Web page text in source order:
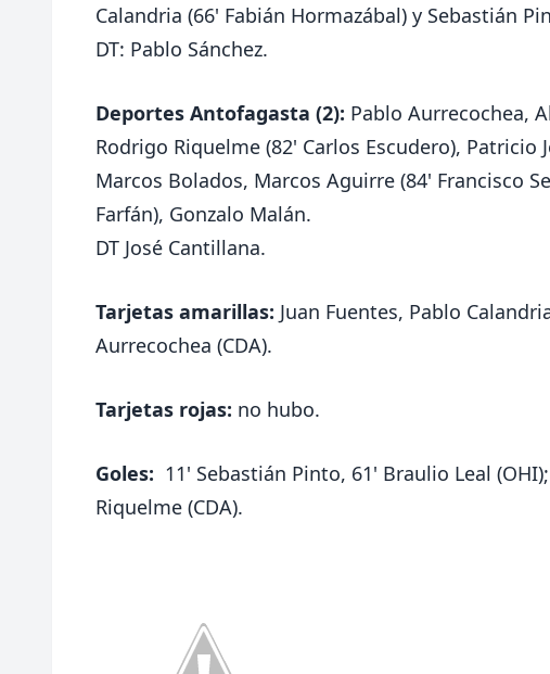
Calandria (66' Fabián Hormazábal) y Sebastián
DT: Pablo Sánchez.
Deportes Antofagasta (2): Pablo Aurrecochea,
Rodrigo Riquelme (82' Carlos Escudero), Patricio
Marcos Bolados, Marcos Aguirre (84' Francisco
Farfán), Gonzalo Malán.
DT José Cantillana.
Tarjetas amarillas: Juan Fuentes, Pablo
Aurrecochea (CDA).
Tarjetas rojas: no hubo.
Goles: 11' Sebastián Pinto, 61' Braulio Leal
Riquelme (CDA).